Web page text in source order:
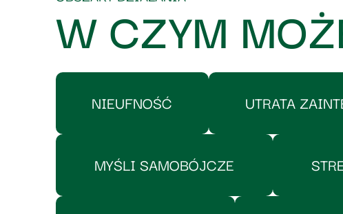
W CZYM
NIEUFNOŚĆ UTRATA
MYŚLI SAMOBÓJCZE